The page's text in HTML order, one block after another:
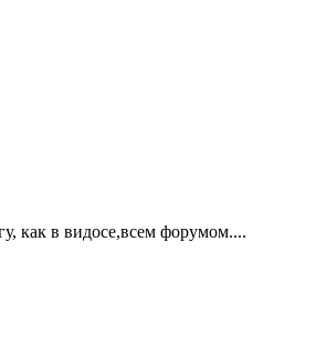
как в видосе,всем форумом....